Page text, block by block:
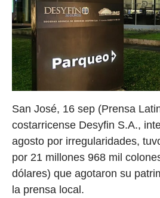
San José, 16 sep (Prensa
costarricense Desyfin S.A.,
agosto por irregularidades,
por 21 millones 968 mil
dólares) que agotaron su
la prensa local.